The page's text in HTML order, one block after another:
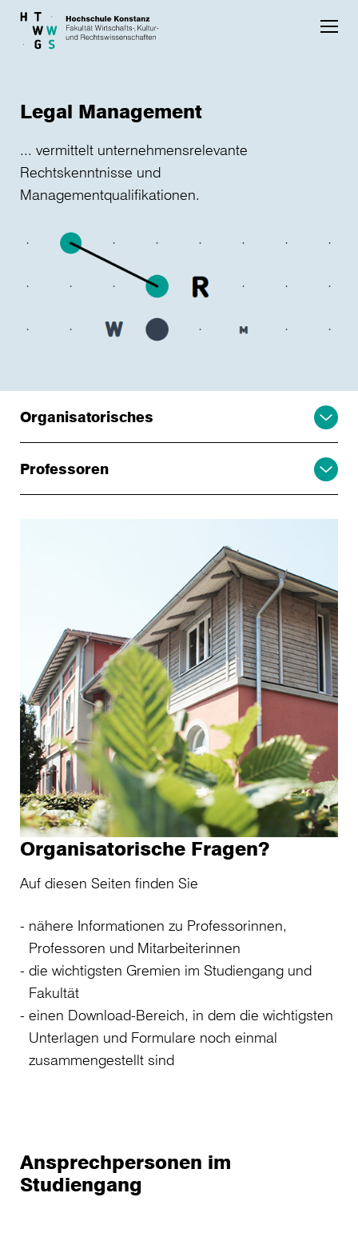
Skip to main content
Legal Management
... vermittelt unternehmensrelevante
Rechtskenntnisse und
Managementqualifikationen.
Organisatorisches
Professoren
Organisatorische Fragen?
Auf diesen Seiten finden Sie
nähere Informationen zu Professorinnen,
Professoren und Mitarbeiterinnen
die wichtigsten Gremien im Studiengang und
Fakultät
einen Download-Bereich, in dem die wichtigsten
Unterlagen und Formulare noch einmal
zusammengestellt sind
Ansprechpersonen im
Studiengang